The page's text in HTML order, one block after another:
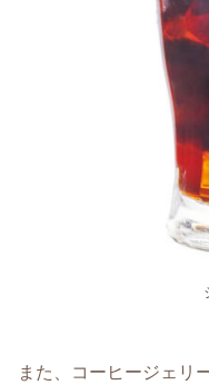
また、コーヒージェリ